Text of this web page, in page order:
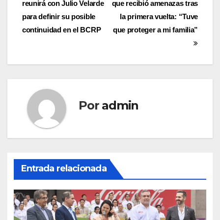
de
entradas
que recibió amenazas tras
la primera vuelta: “Tuve
que proteger a mi familia”
reunirá con Julio Velarde
para definir su posible
continuidad en el BCRP
Por admin
Entrada relacionada